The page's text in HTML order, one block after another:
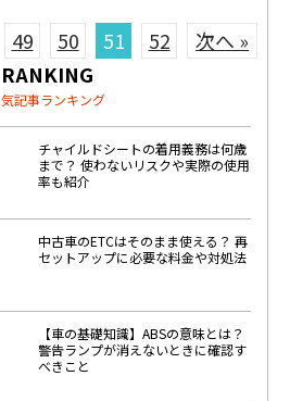
49 50 51 52
次へ »
RANKING
気記事ランキング
チャイルドシートの着用義務は何歳
まで？ 使わないリスクや実際の使用
率も紹介
中古車のETCはそのまま使える？ 再
セットアップに必要な料金や対処法
【車の基礎知識】ABSの意味とは？
警告ランプが消えないときに確認す
べきこと